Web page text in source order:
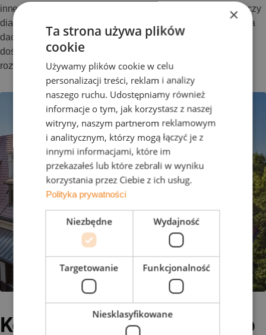
inne wzory, jak: układanie proste, z podkładkami, modułowe czy
diagonalne. Należy pamiętać o tym, że wybór wzoru układania
dachówki karpiówki powinien być skonsultowany z
doświadczonym dekarzem, który pomoże dobrać optymalne
rozwiązanie dla naszego domu.
Kolor i styl - wybór dla każdego
×
Ta strona używa plików
cookie
Używamy plików cookie w celu
personalizacji treści, reklam i analizy
naszego ruchu. Udostępniamy również
informacje o tym, jak korzystasz z naszej
witryny, naszym partnerom reklamowym
i analitycznym, którzy mogą łączyć je z
innymi informacjami, które im
przekazałeś lub które zebrali w wyniku
korzystania przez Ciebie z ich usług.
Polityka prywatności
Niezbędne Wydajność
Targetowanie Funkcjonalność
Niesklasyfikowane